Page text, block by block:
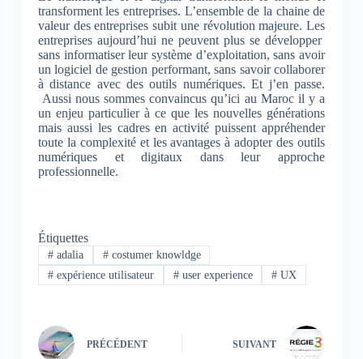
transforment les entreprises. L’ensemble de la chaine de
valeur des entreprises subit une révolution majeure. Les
entreprises aujourd’hui ne peuvent plus se développer
sans informatiser leur système d’exploitation, sans avoir
un logiciel de gestion performant, sans savoir collaborer
à distance avec des outils numériques. Et j’en passe.
Aussi nous sommes convaincus qu’ici au Maroc il y a
un enjeu particulier à ce que les nouvelles générations
mais aussi les cadres en activité puissent appréhender
toute la complexité et les avantages à adopter des outils
numériques et digitaux dans leur approche
professionnelle.
Étiquettes
#adalia #costumer knowldge
#expérience utilisateur #user experience # UX
PRÉCÉDENT SUIVANT